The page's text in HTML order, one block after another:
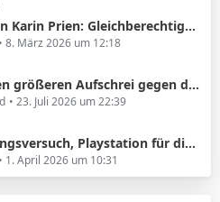
sei ..kein nettes Zugeständnis ..sondern ein Verfassungsauftrag
8. März 2026 um 12:18
Aufschrei gegen die Vorhautbeschneidung gibt.
23. Juli 2026 um 22:39
Playstation für die werdenden Eltern
1. April 2026 um 10:31